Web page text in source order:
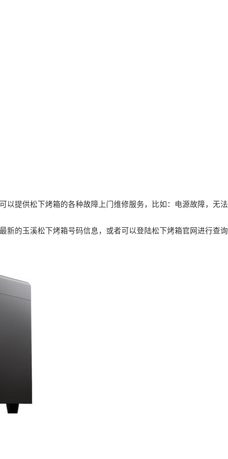
以提供松下烤箱的各种故障上门维修服务，比如：电源故障，无法
新的玉溪松下烤箱号码信息，或者可以登陆松下烤箱官网进行查询